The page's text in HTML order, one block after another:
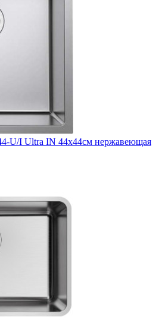
U/I Ultra IN 44х44см нержавеющая